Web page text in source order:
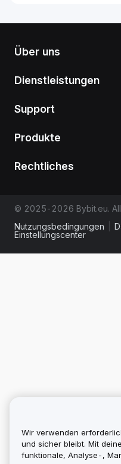
Über uns
Dienstleistungen
Support
Produkte
Rechtliches
© 2025-2026 Bybit.eu.
Nutzungsbedingungen
Einstellungscenter
Wir verwenden
und sicher bleibt. Mit
funktionale, Analyse-,